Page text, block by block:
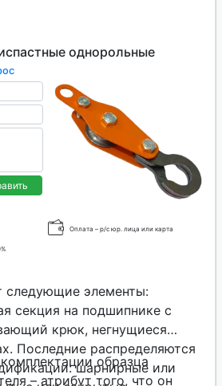
однорольные
Оплата – р/с юр. лица или карта
следующие элементы:
секция на подшипнике с
крюк, негнущиеся
Последние распределяются
шарнирные или
образца
– атрибут того, что он